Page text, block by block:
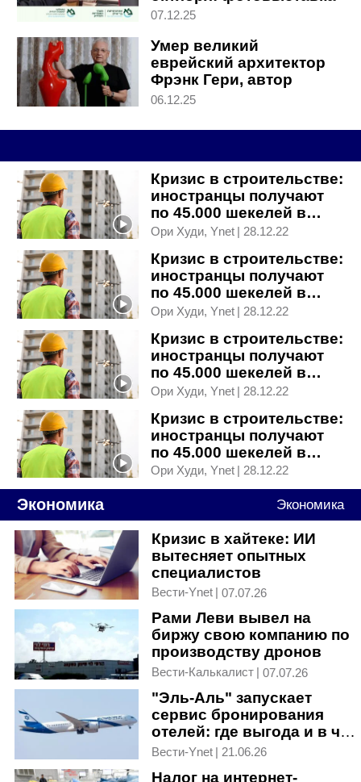
в Бар-Иланском
07.12.25
Умер великий
еврейский архитектор
Фрэнк Гери, автор
мировых шедевров
06.12.25
Кризис в строительстве:
иностранцы получают
по 45.000 шекелей в
месяц, а своих кадров
Ори Худи, Ynet | 28.12.22
Кризис в строительстве:
иностранцы получают
по 45.000 шекелей в
месяц, а своих кадров
Ори Худи, Ynet | 28.12.22
Кризис в строительстве:
иностранцы получают
по 45.000 шекелей в
месяц, а своих кадров
Ори Худи, Ynet | 28.12.22
Кризис в строительстве:
иностранцы получают
по 45.000 шекелей в
месяц, а своих кадров
нет
Ори Худи, Ynet | 28.12.22
Экономика Экономика
Кризис в хайтеке: ИИ
вытесняет опытных
специалистов
Вести-Ynet | 07.07.26
Рами Леви вывел на
биржу свою компанию по
производству дронов
Вести-Калькалист | 07.07.26
"Эль-Аль" запускает
сервис бронирования
отелей: где выгода и в чем
подвох
Вести-Ynet | 21.06.26
Налог на интернет-